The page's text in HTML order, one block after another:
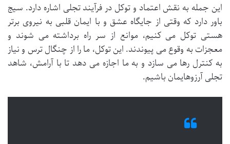
این جمله به نقش اعتماد و توکل در فرآیند تجلی اشاره دارد. سیج
باور دارد که وقتی از جایگاه عشق و با ایمان قلبی به نیروی برتر
هستی توکل می کنیم، موانع از سر راه برداشته می شوند و
معجزات به وقوع می پیوندند. این توکل، ما را از چنگال ترس و نیاز
به کنترل رها می سازد و به ما اجازه می دهد تا با آرامش، شاهد
تجلی آرزوهایمان باشیم.